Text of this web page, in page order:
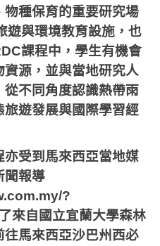
種保育的重要研究場
遊與環境教育設施，也
課程中，學生有機會
源，並與當地研究人
從不同角度認識熱帶雨
遊發展與國際學習經
受到馬來西亞當地媒
聞報導
?
來自國立宜蘭大學森林
馬來西亞沙巴州西必